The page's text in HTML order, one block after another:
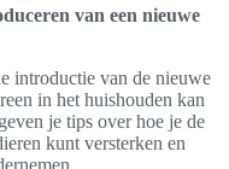
van een nieuwe
introductie van de nieuwe
in het huishouden kan
je tips over hoe je de
kunt versterken en